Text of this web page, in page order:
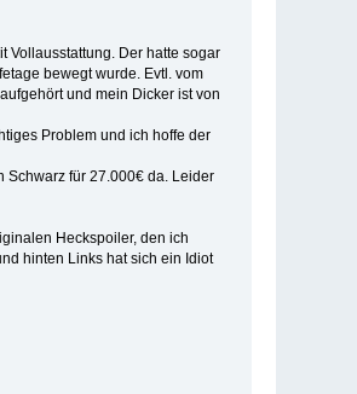
Vollausstattung. Der hatte sogar
bewegt wurde. Evtl. vom
und mein Dicker ist von
Problem und ich hoffe der
Schwarz für 27.000€ da. Leider
Heckspoiler, den ich
hinten Links hat sich ein Idiot